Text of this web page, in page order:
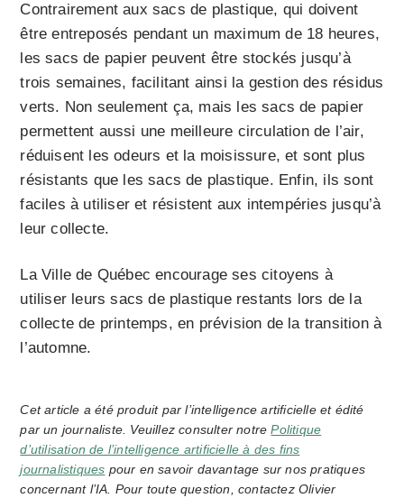
Contrairement aux sacs de plastique, qui doivent
être entreposés pendant un maximum de 18 heures,
les sacs de papier peuvent être stockés jusqu’à
trois semaines, facilitant ainsi la gestion des résidus
verts. Non seulement ça, mais les sacs de papier
permettent aussi une meilleure circulation de l’air,
réduisent les odeurs et la moisissure, et sont plus
résistants que les sacs de plastique. Enfin, ils sont
faciles à utiliser et résistent aux intempéries jusqu’à
leur collecte.
La Ville de Québec encourage ses citoyens à
utiliser leurs sacs de plastique restants lors de la
collecte de printemps, en prévision de la transition à
l’automne.
Cet article a été produit par l’intelligence artificielle et édité
par un journaliste. Veuillez consulter notrePolitique
d’utilisation de l’intelligence artificielle à des fins
journalistiques pour en savoir davantage sur nos pratiques
concernant l’IA. Pour toute question, contactez Olivier